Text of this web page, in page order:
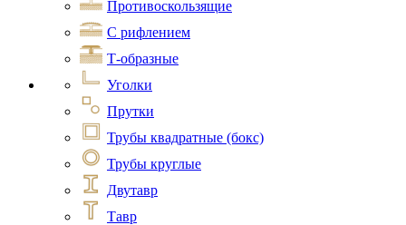
Противоскользящие
С рифлением
Т-образные
Уголки
Прутки
Трубы квадратные (бокс)
Трубы круглые
Двутавр
Тавр